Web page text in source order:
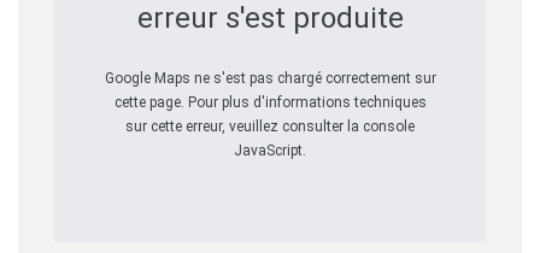
erreur s'est produite
Google Maps ne s'est pas chargé correctement sur
cette page. Pour plus d'informations techniques
sur cette erreur, veuillez consulter la console
JavaScript.